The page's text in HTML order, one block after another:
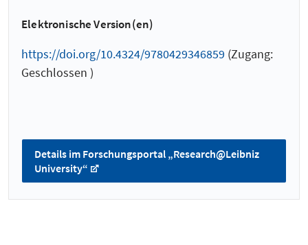
Elektronische Version(en)
https://doi.org/10.4324/9780429346859 (Zugang:
Geschlossen )
Details im Forschungsportal „Research@Leibniz
University“